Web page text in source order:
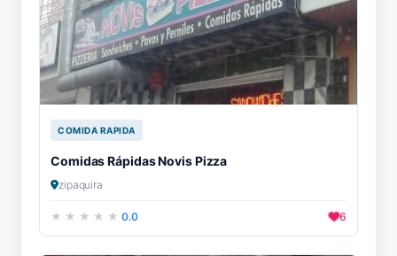
COMIDA RAPIDA
Comidas Rápidas Novis Pizza
zipaquira
0.0 6